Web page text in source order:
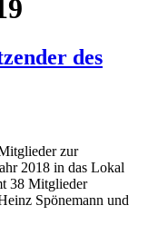
des
zur
2018 in das Lokal
38 Mitglieder
Spönemann und